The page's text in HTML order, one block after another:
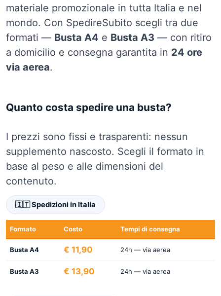
materiale promozionale in tutta Italia e nel
mondo. Con SpedireSubito scegli tra due
formati — Busta A4 e Busta A3 — con ritiro
a domicilio e consegna garantita in 24 ore
via aerea.
Quanto costa spedire una busta?
I prezzi sono fissi e trasparenti: nessun
supplemento nascosto. Scegli il formato in
base al peso e alle dimensioni del
contenuto.
🇮🇹 Spedizioni in Italia
Formato Costo Tempi di consegna
Busta A4 € 11,90 24h — via aerea
Busta A3 € 13,90 24h — via aerea